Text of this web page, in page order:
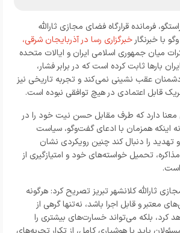
فرمانده قرارگاه فضای مجازی ثارالله
با خبرنگار خبرگزاری رسا در آذربایجان شرقی،
میان جمهوری اسلامی ایران و ایالات متحده
بارها ثابت کرده است که در برابر فشار،
عقب‌ نشینی نمی‌کند و تجربه تاریخی نیز
قابل اعتمادی در هیچ توافقی نبوده است.
معنا دارد که طرف مقابل حسن نیت خود را در
اینکه همزمان با ادعای گفت‌وگو، سیاست
تهدید را دنبال کند چنین رویکردی نشان
تحمیل خواسته‌های خود و امتیازگیری از
ثارالله کلانشهر تبریز تصریح کرد: هرگونه
معتبر و قابل اجرا باشد، نه‌تنها گرهی از
کرد، بلکه می‌تواند خسارت‌های بیشتری را